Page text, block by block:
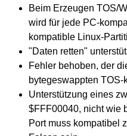
Beim Erzeugen TOS/
wird für jede PC-
kompatible Linux-
"Daten retten"
Fehler behoben, der
bytegeswappten
Unterstützung eines
$FFF00040, nicht wie
Port muss kompatibel